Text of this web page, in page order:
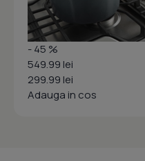
- 45 %
549.99 lei
299.99 lei
Adauga in cos